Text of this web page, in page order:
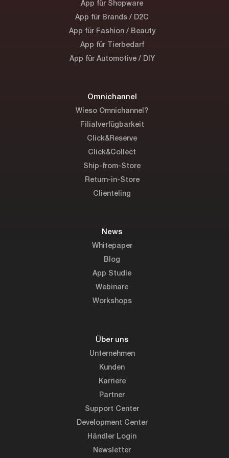
App für Shopware
App für Brands / D2C
App für Fashion / Beauty
App für Tierbedarf
App für Automotive / DIY
Omnichannel
Wieso Omnichannel?
Filialverfügbarkeit
Click&Reserve
Click&Collect
Ship-from-Store
Return-in-Store
Clienteling
News
Whitepaper
Blog
App Studie
Webinare
Workshops
Über uns
Unternehmen
Kunden
Karriere
Partner
Support Center
Development Center
Händler Login
Newsletter